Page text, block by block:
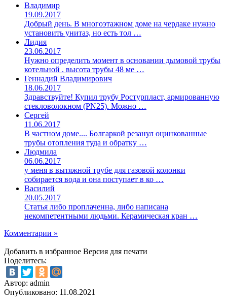
Владимир
19.09.2017
Добрый день. В многоэтажном доме на чердаке нужно
установить унитаз, но есть тол …
Лидия
23.06.2017
Нужно определить момент в основании дымовой трубы
котельной . высота трубы 48 ме …
Геннадий Владимирович
18.06.2017
Здравствуйте! Купил трубу Ростурпласт, армированную
стекловолокном (PN25). Можно …
Сергей
11.06.2017
В частном доме.... Болгаркой резанул оцинкованные
трубы отопления туда и обратку …
Людмила
06.06.2017
у меня в вытяжной трубе для газовой колонки
собирается вода и она поступает в ко …
Василий
20.05.2017
Статья либо проплаченна, либо написана
некомпетентными людьми. Керамическая кран …
Комментарии »
Добавить в избранное Версия для печати
Поделитесь:
Автор: admin
Опубликовано: 11.08.2021